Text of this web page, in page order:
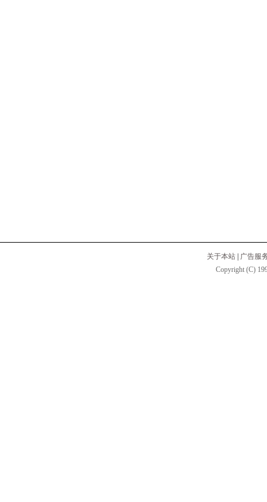
关于本站
广告服
Copyright (C)